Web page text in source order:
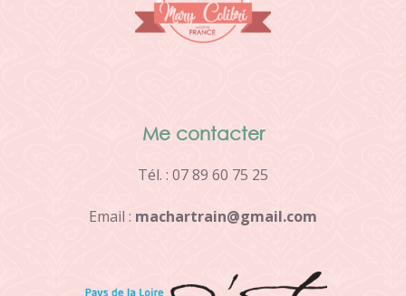
Me contacter
Tél. : 07 89 60 75 25
Email : machartrain@gmail.com